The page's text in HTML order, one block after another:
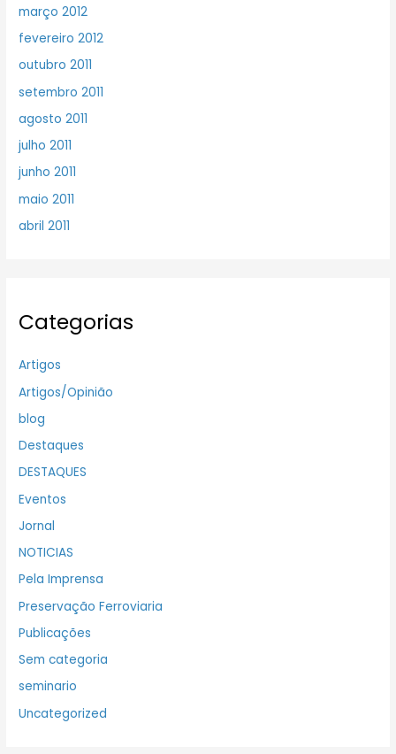
março 2012
fevereiro 2012
outubro 2011
setembro 2011
agosto 2011
julho 2011
junho 2011
maio 2011
abril 2011
Categorias
Artigos
Artigos/Opinião
blog
Destaques
DESTAQUES
Eventos
Jornal
NOTICIAS
Pela Imprensa
Preservação Ferroviaria
Publicações
Sem categoria
seminario
Uncategorized